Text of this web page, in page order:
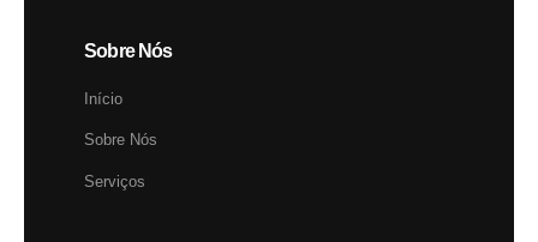
Sobre Nós
Início
Sobre Nós
Serviços